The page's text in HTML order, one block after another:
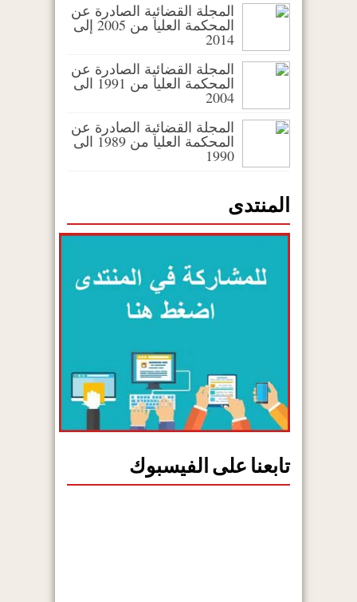
المجلة القضائية الصادرة عن
المحكمة العليا من 2005 إلى
2014
المجلة القضائية الصادرة عن
المحكمة العليا من 1991 الى
2004
المجلة القضائية الصادرة عن
المحكمة العليا من 1989 الى
1990
المنتدى
تابعنا على الفيسبوك